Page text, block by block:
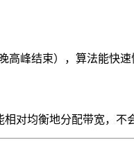
峰结束），算法能快
对均衡地分配带宽，不